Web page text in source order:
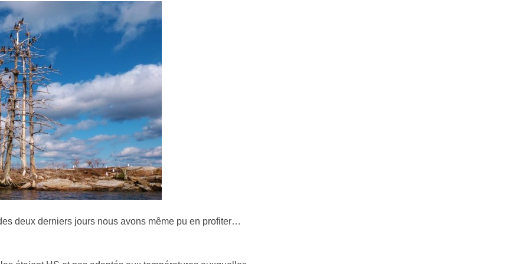
deux derniers jours nous avons même pu en profiter…